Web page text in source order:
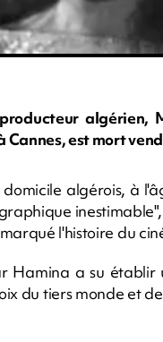
algérien,
est mort
domicile algérois, à
l'histoire du
Hamina a su
du tiers monde et